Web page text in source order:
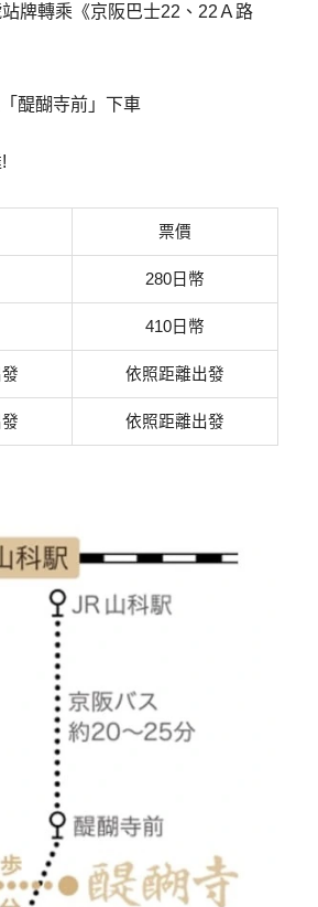
牌轉乘《京阪巴士22、22Ａ路
醍醐寺前」下車
票價
280日幣
410日幣
依照距離出發
依照距離出發